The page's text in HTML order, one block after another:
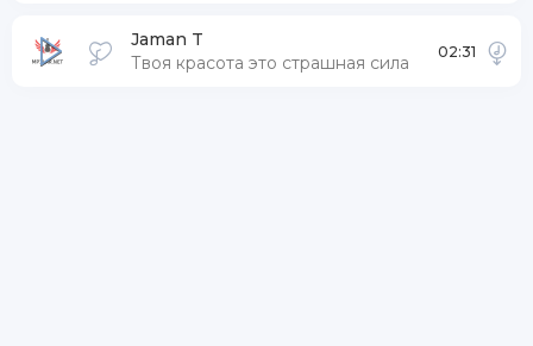
Jaman T
Твоя красота это страшная сила
02:31